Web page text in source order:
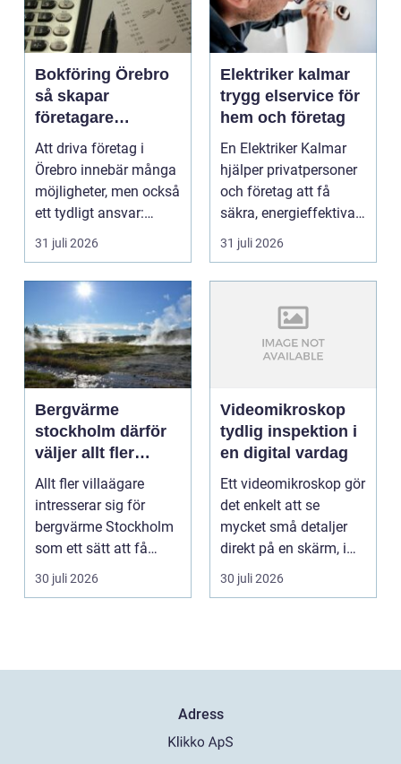
Bokföring Örebro
så skapar
företagare
tryggare ekonomi
Att driva företag i
Örebro innebär många
möjligheter, men också
ett tydligt ansvar:
ekonomin måste v...
31 juli 2026
Elektriker kalmar
trygg elservice för
hem och företag
En Elektriker Kalmar
hjälper privatpersoner
och företag att få
säkra, energieffektiva
och framtidssä...
31 juli 2026
Bergvärme
stockholm därför
väljer allt fler
denna
uppvärmning
Allt fler villaägare
intresserar sig för
bergvärme Stockholm
som ett sätt att få
lägre uppvärmningsk...
30 juli 2026
Videomikroskop
tydlig inspektion i
en digital vardag
Ett videomikroskop gör
det enkelt att se
mycket små detaljer
direkt på en skärm, i
stället för genom...
30 juli 2026
Adress